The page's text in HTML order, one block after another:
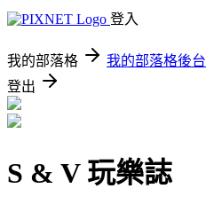
登入
我的部落格 我的部落格後台
登出
S & V 玩樂誌